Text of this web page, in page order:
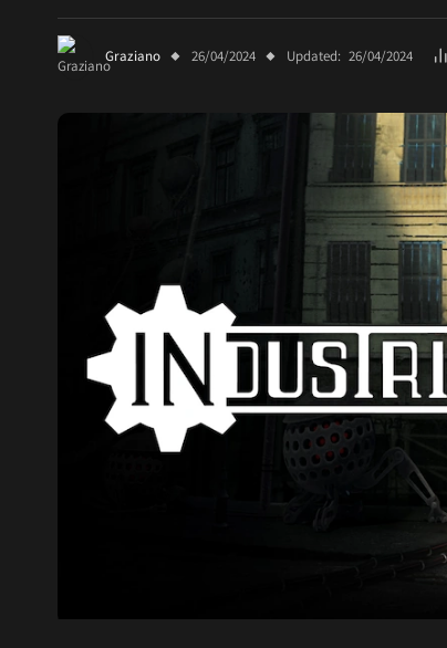
Graziano 26/04/2024 Updated: 26/04/2024